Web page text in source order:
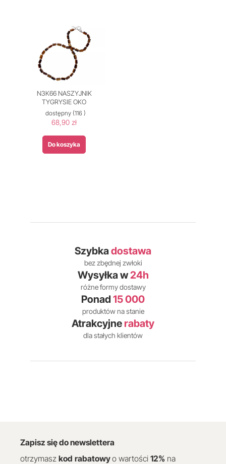
N3K66 NASZYJNIK
TYGRYSIE OKO
dostępny(116 )
68,90 zł
Do koszyka
Szybkadostawa
bez zbędnej zwłoki
Wysyłka w24h
różne formy dostawy
Ponad 15 000
produktów na stanie
Atrakcyjne rabaty
dla stałych klientów
Zapisz się do newslettera
otrzymasz kod rabatowyo wartości 12% na